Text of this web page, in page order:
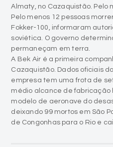
Almaty, no Cazaquistão. Pelo
Pelo menos 12 pessoas
Fokker-100, informaram
soviética. O governo
permaneçam em terra.
A Bek Air é a primeira
Cazaquistão. Dados oficiais
empresa tem uma frota de
médio alcance de fabricação
modelo de aeronave do
deixando 99 mortos em São
de Congonhas para o Rio e